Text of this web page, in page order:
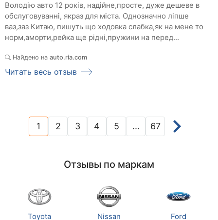
Володію авто 12 років, надійне,просте, дуже дешеве в
обслуговуванні, якраз для міста. Однозначно ліпше
ваз,заз Китаю, пишуть що ходовка слабка,як на мене то
норм,аморти,рейка ще рідні,пружини на перед...
Найдено на auto.ria.com
Читать весь отзыв
1(current)
2 3 4 5 ... 67
Отзывы по маркам
Toyota
Nissan
Ford